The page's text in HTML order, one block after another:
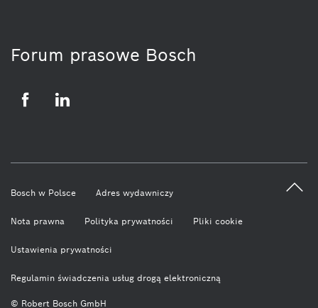
Forum prasowe Bosch
© Robert Bosch GmbH
Bosch w Polsce Adres wydawniczy
Nota prawna Polityka prywatności Pliki cookie
Ustawienia prywatności
Regulamin świadczenia usług drogą elektroniczną